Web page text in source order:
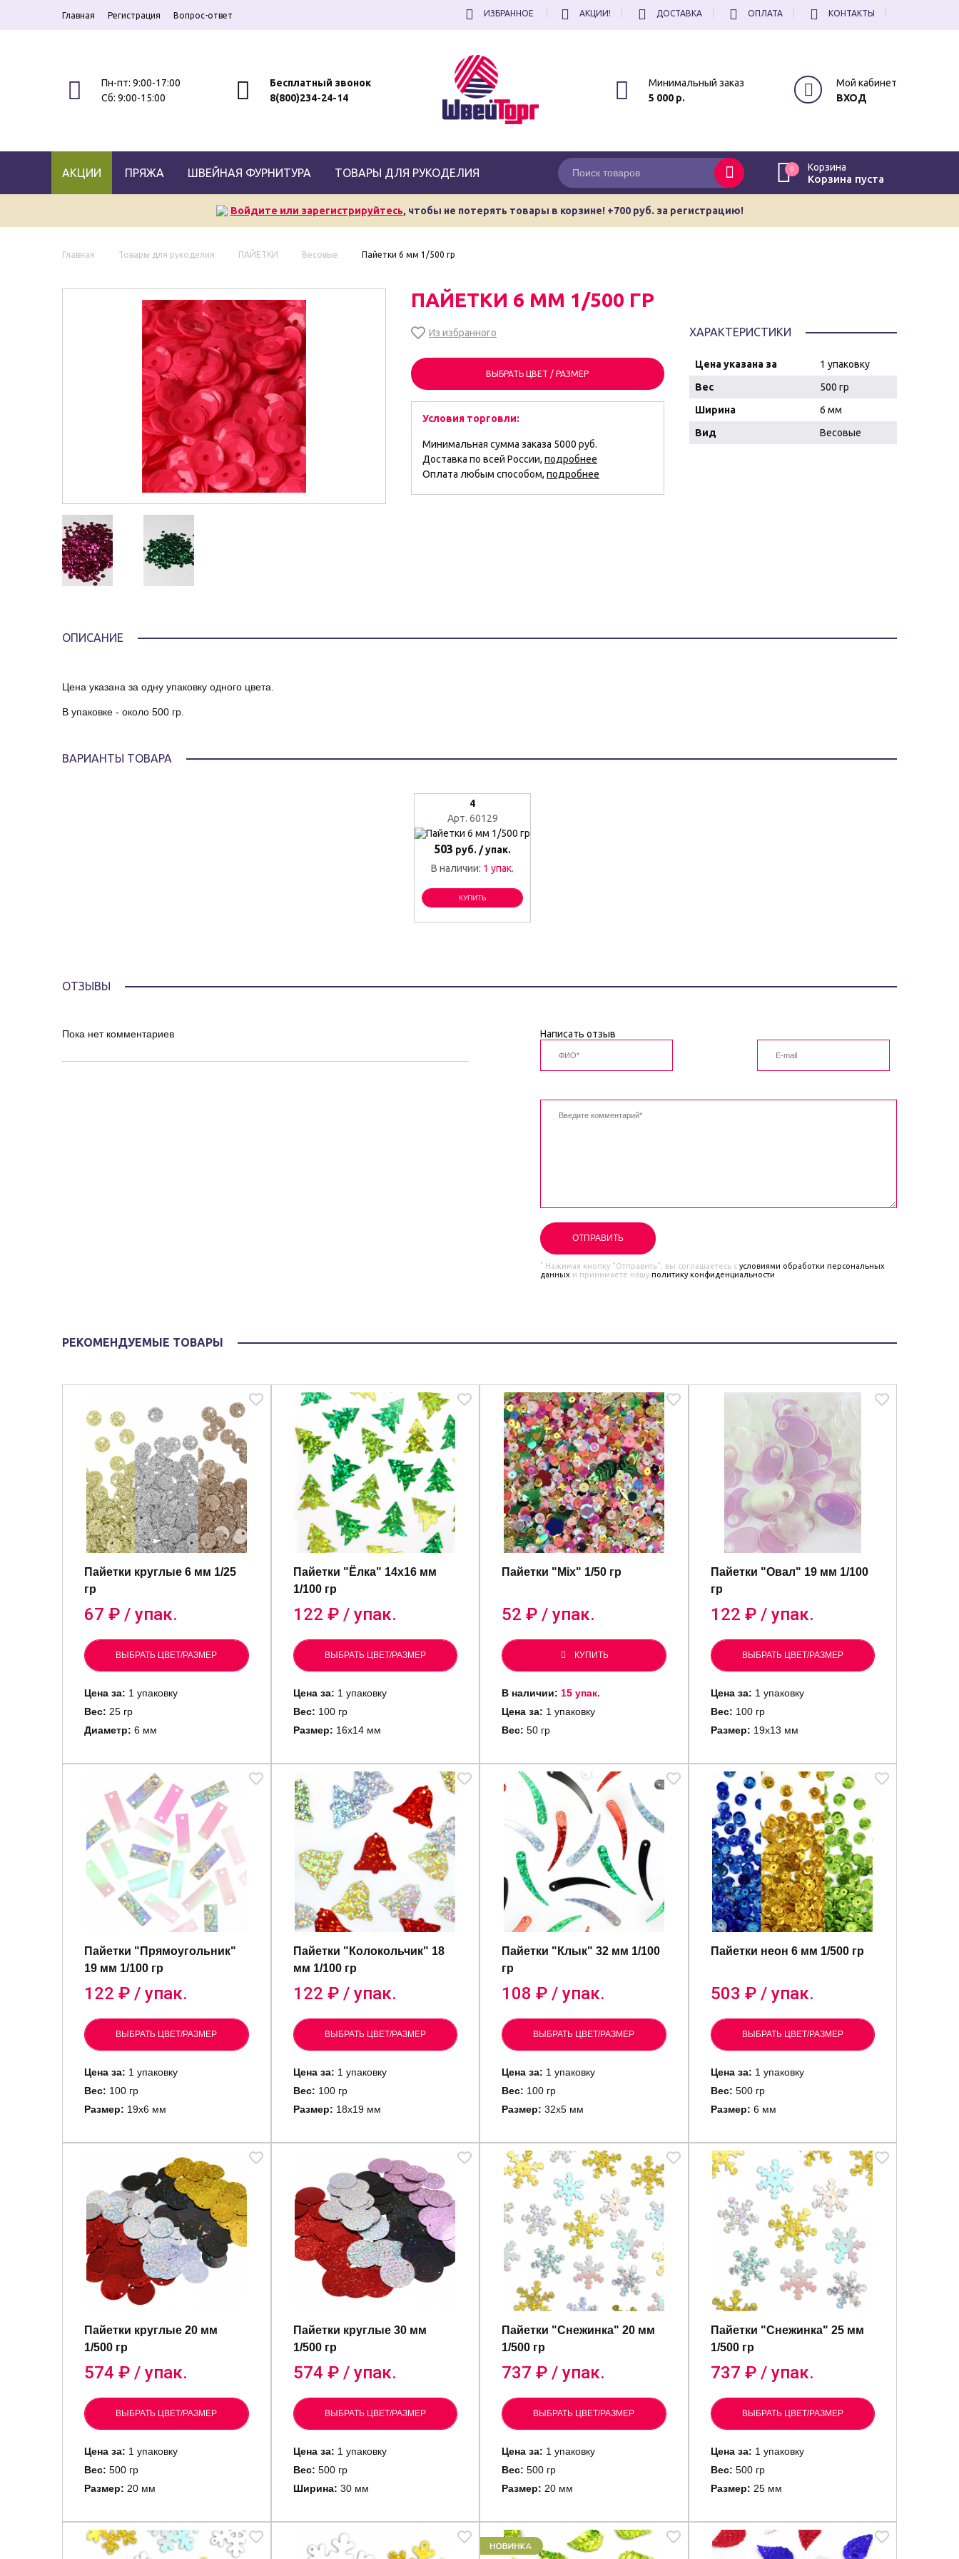
Главная Регистрация Вопрос-ответ ИЗБРАННОЕ АКЦИИ! ДОСТАВКА ОПЛАТА КОНТАКТЫ
Пн-пт: 9:00-17:00
Сб: 9:00-15:00
Бесплатный звонок
8(800)234-24-14
Минимальный заказ
5 000 р.
Мой кабинет
ВХОД
АКЦИИ ПРЯЖА ШВЕЙНАЯ ФУРНИТУРА ТОВАРЫ ДЛЯ РУКОДЕЛИЯ 0 Корзина
Корзина пуста
Войдите или зарегистрируйтесь, чтобы не потерять товары в корзине! +700 руб. за регистрацию!
Главная Товары для рукоделия ПАЙЕТКИ Весовые Пайетки 6 мм 1/500 гр
ПАЙЕТКИ 6 ММ 1/500 ГР
ВЫБРАТЬ ЦВЕТ / РАЗМЕР
Условия торговли:
Минимальная сумма заказа 5000 руб.
Доставка по всей России, подробнее
Оплата любым способом, подробнее
ХАРАКТЕРИСТИКИ
Цена указана за
1 упаковку
Вес
500 гр
Ширина
6 мм
Вид
Весовые
ОПИСАНИЕ
Цена указана за одну упаковку одного цвета.
В упаковке - около 500 гр.
ВАРИАНТЫ ТОВАРА
4
Арт. 60129
503 руб. / упак.
В наличии: 1 упак.
КУПИТЬ
ОТЗЫВЫ
Пока нет комментариев Написать отзыв
* Нажимая кнопку "Отправить", вы соглашаетесь с условиями обработки персональных
данных и принимаете нашу политику конфиденциальности
РЕКОМЕНДУЕМЫЕ ТОВАРЫ
Пайетки круглые 6 мм 1/25
гр
67 ₽ / упак.
ВЫБРАТЬ ЦВЕТ/РАЗМЕР
Цена за: 1 упаковку
Вес: 25 гр
Диаметр: 6 мм
Пайетки "Ёлка" 14x16 мм
1/100 гр
122 ₽ / упак.
ВЫБРАТЬ ЦВЕТ/РАЗМЕР
Цена за: 1 упаковку
Вес: 100 гр
Размер: 16х14 мм
Пайетки "Mix" 1/50 гр
52 ₽ / упак.
КУПИТЬ
В наличии: 15 упак.
Цена за: 1 упаковку
Вес: 50 гр
Пайетки "Овал" 19 мм 1/100
гр
122 ₽ / упак.
ВЫБРАТЬ ЦВЕТ/РАЗМЕР
Цена за: 1 упаковку
Вес: 100 гр
Размер: 19х13 мм
Пайетки "Прямоугольник"
19 мм 1/100 гр
122 ₽ / упак.
ВЫБРАТЬ ЦВЕТ/РАЗМЕР
Цена за: 1 упаковку
Вес: 100 гр
Размер: 19х6 мм
Пайетки "Колокольчик" 18
мм 1/100 гр
122 ₽ / упак.
ВЫБРАТЬ ЦВЕТ/РАЗМЕР
Цена за: 1 упаковку
Вес: 100 гр
Размер: 18х19 мм
Пайетки "Клык" 32 мм 1/100
гр
108 ₽ / упак.
ВЫБРАТЬ ЦВЕТ/РАЗМЕР
Цена за: 1 упаковку
Вес: 100 гр
Размер: 32х5 мм
Пайетки неон 6 мм 1/500 гр
503 ₽ / упак.
ВЫБРАТЬ ЦВЕТ/РАЗМЕР
Цена за: 1 упаковку
Вес: 500 гр
Размер: 6 мм
Пайетки круглые 20 мм
1/500 гр
574 ₽ / упак.
ВЫБРАТЬ ЦВЕТ/РАЗМЕР
Цена за: 1 упаковку
Вес: 500 гр
Размер: 20 мм
Пайетки круглые 30 мм
1/500 гр
574 ₽ / упак.
ВЫБРАТЬ ЦВЕТ/РАЗМЕР
Цена за: 1 упаковку
Вес: 500 гр
Ширина: 30 мм
Пайетки "Снежинка" 20 мм
1/500 гр
737 ₽ / упак.
ВЫБРАТЬ ЦВЕТ/РАЗМЕР
Цена за: 1 упаковку
Вес: 500 гр
Размер: 20 мм
Пайетки "Снежинка" 25 мм
1/500 гр
737 ₽ / упак.
ВЫБРАТЬ ЦВЕТ/РАЗМЕР
Цена за: 1 упаковку
Вес: 500 гр
Размер: 25 мм